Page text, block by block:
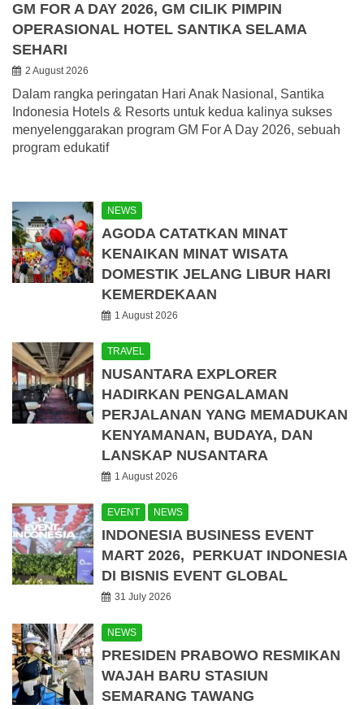
GM FOR A DAY 2026, GM CILIK PIMPIN
OPERASIONAL HOTEL SANTIKA SELAMA
SEHARI
2 August 2026
Dalam rangka peringatan Hari Anak Nasional, Santika
Indonesia Hotels & Resorts untuk kedua kalinya sukses
menyelenggarakan program GM For A Day 2026, sebuah
program edukatif
NEWS
AGODA CATATKAN MINAT
KENAIKAN MINAT WISATA
DOMESTIK JELANG LIBUR HARI
KEMERDEKAAN
1 August 2026
TRAVEL
NUSANTARA EXPLORER
HADIRKAN PENGALAMAN
PERJALANAN YANG MEMADUKAN
KENYAMANAN, BUDAYA, DAN
LANSKAP NUSANTARA
1 August 2026
EVENT NEWS
INDONESIA BUSINESS EVENT
MART 2026, PERKUAT INDONESIA
DI BISNIS EVENT GLOBAL
31 July 2026
NEWS
PRESIDEN PRABOWO RESMIKAN
WAJAH BARU STASIUN
SEMARANG TAWANG